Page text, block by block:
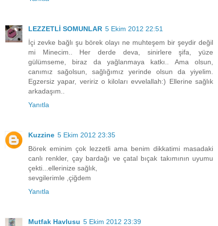
LEZZETLİ SOMUNLAR 5 Ekim 2012 22:51
İçi zevke bağlı şu börek olayı ne muhteşem bir şeydir değil
mi Minecim.. Her derde deva, sinirlere şifa, yüze
gülümseme, biraz da yağlanmaya katkı.. Ama olsun,
canımız sağolsun, sağlığımız yerinde olsun da yiyelim.
Egzersiz yapar, veririz o kiloları evvelallah:) Ellerine sağlık
arkadaşım..
Yanıtla
Kuzzine 5 Ekim 2012 23:35
Börek eminim çok lezzetli ama benim dikkatimi masadaki
canlı renkler, çay bardağı ve çatal bıçak takımının uyumu
çekti...ellerinize sağlık,
sevgilerimle ,çiğdem
Yanıtla
Mutfak Havlusu 5 Ekim 2012 23:39